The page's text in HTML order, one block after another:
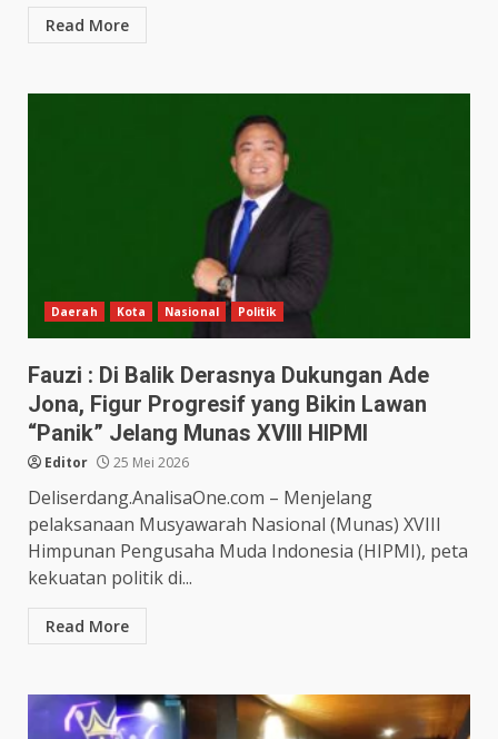
Read More
Daerah Kota Nasional Politik
Fauzi : Di Balik Derasnya Dukungan Ade
Jona, Figur Progresif yang Bikin Lawan
“Panik” Jelang Munas XVIII HIPMI
Editor 25 Mei 2026
Deliserdang.AnalisaOne.com – Menjelang
pelaksanaan Musyawarah Nasional (Munas) XVIII
Himpunan Pengusaha Muda Indonesia (HIPMI), peta
kekuatan politik di...
Read More